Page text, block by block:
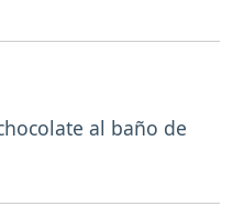
al baño de